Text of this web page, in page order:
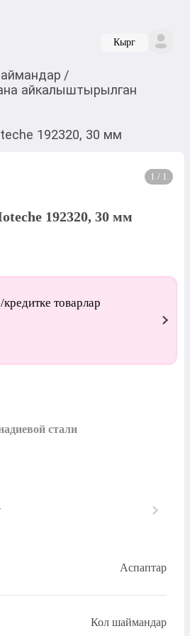
Кырг
/
айкалыштырылган
192320, 30 мм
1 / 1
192320, 30 мм
товарлар
стали
Аспаптар
Кол шаймандар